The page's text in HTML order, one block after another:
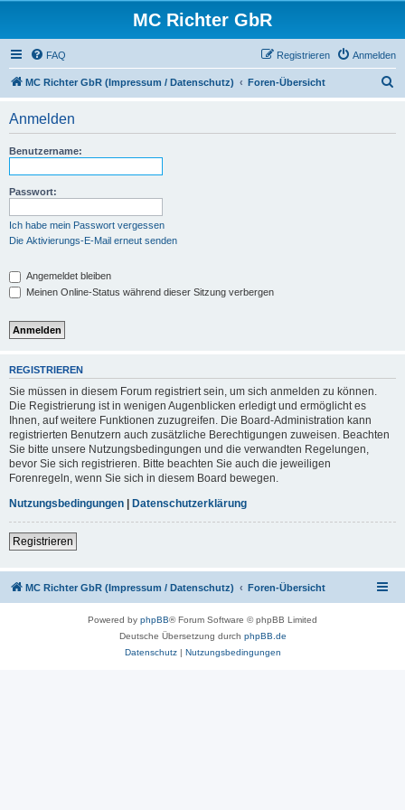
MC Richter GbR
FAQ Anmelden
Registrieren
MC Richter GbR (Impressum / Datenschutz) Foren-Übersicht
Anmelden
Benutzername:
Passwort:
Ich habe mein Passwort vergessen
Die Aktivierungs-E-Mail erneut senden
Angemeldet bleiben
Meinen Online-Status während dieser Sitzung verbergen
REGISTRIEREN
Sie müssen in diesem Forum registriert sein, um sich anmelden zu können.
Die Registrierung ist in wenigen Augenblicken erledigt und ermöglicht es
Ihnen, auf weitere Funktionen zuzugreifen. Die Board-Administration kann
registrierten Benutzern auch zusätzliche Berechtigungen zuweisen. Beachten
Sie bitte unsere Nutzungsbedingungen und die verwandten Regelungen,
bevor Sie sich registrieren. Bitte beachten Sie auch die jeweiligen
Forenregeln, wenn Sie sich in diesem Board bewegen.
Nutzungsbedingungen | Datenschutzerklärung
Registrieren
MC Richter GbR (Impressum / Datenschutz) Foren-Übersicht
Powered by phpBB® Forum Software © phpBB Limited
Deutsche Übersetzung durch phpBB.de
Datenschutz| Nutzungsbedingungen